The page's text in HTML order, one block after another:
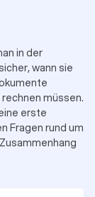
ab.
ab ca.
3.000 €
ab ca.
in der
wann sie
müssen.
erste
Fragen rund um